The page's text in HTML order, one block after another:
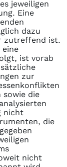
jeweiligen
Eine
dazu
zutreffend ist.
ist vorab
zur
sowie die
nicht
die
nicht